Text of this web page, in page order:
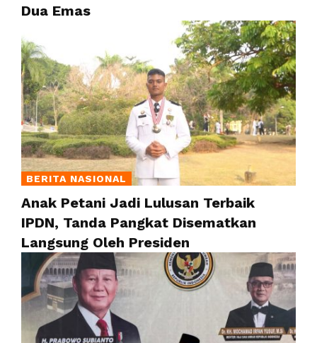
Dua Emas
BERITA NASIONAL
Anak Petani Jadi Lulusan Terbaik
IPDN, Tanda Pangkat Disematkan
Langsung Oleh Presiden